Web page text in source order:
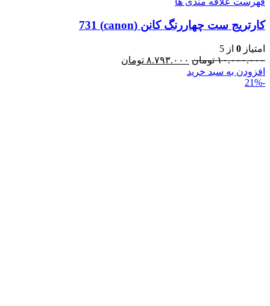
کارتریج ست چهاررنگ کانن (canon) 731
امتیاز 0 از 5
۱۰.۰۰۰.۰۰۰ تومان ۸.۷۹۳.۰۰۰ تومان
افزودن به سبد خرید
-21%